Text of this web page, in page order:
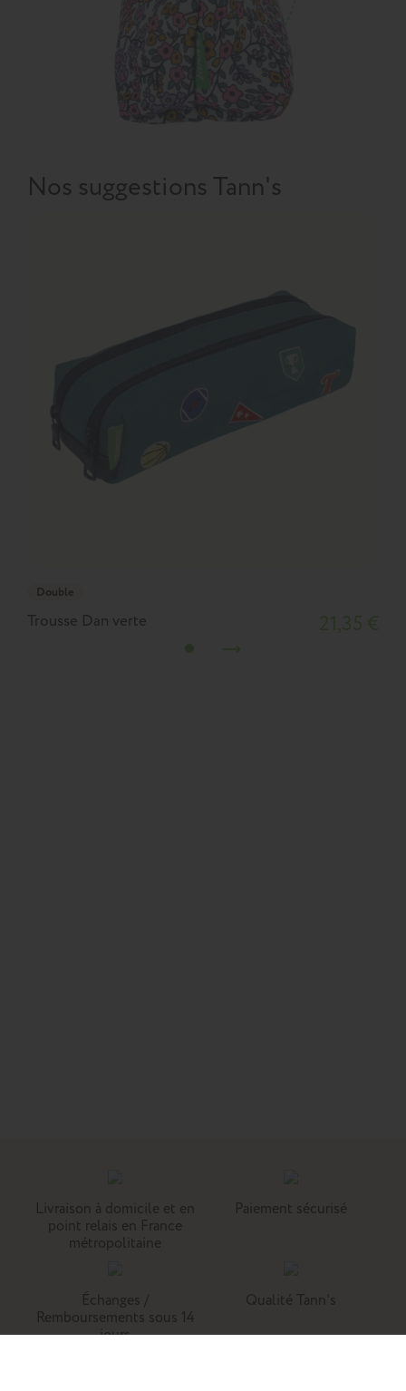
Nos suggestions Tann's
Double
Trousse Dan verte
Livraison à domicile et en
point relais en France
métropolitaine
Paiement sécurisé
Échanges /
Remboursements sous 14
jours
Qualité Tann's